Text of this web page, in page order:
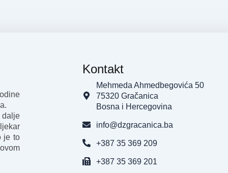
dalje
je to
Kontakt
Mehmeda Ahmedbegovića 50
75320 Gračanica
Bosna i Hercegovina
info@dzgracanica.ba
+387 35 369 209
+387 35 369 201